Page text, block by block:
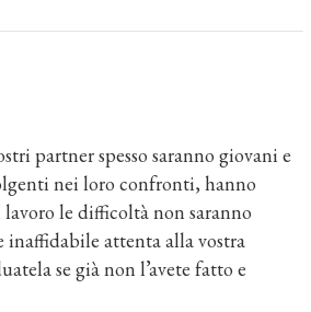
partner spesso saranno giovani e
nei loro confronti, hanno
le difficoltà non saranno
attenta alla vostra
se già non l’avete fatto e